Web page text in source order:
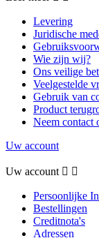
Levering
Juridische
Wie zijn wij?
Ons veilige
Veelgestelde
Gebruik van
Product
Neem contact
Uw account
Uw account  
Persoonlijke
Bestellingen
Creditnota's
Adressen